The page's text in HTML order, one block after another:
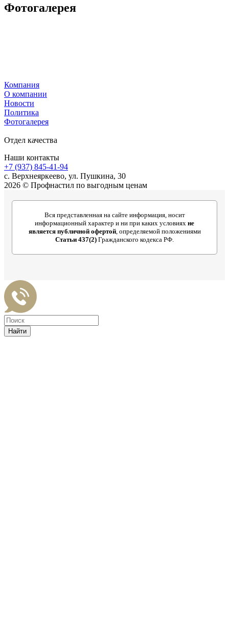
Фотогалерея
Компания
О компании
Новости
Политика
Фотогалерея
Отдел качества
Наши контакты
+7 (937) 845-41-94
с. Верхнеяркеево, ул. Пушкина, 30
2026 © Профнастил по выгодным ценам
Вся представленная на сайте информация, носит
информационный характер и ни при каких условиях не
является публичной офертой, определяемой положениями
Статьи 437(2) Гражданского кодекса РФ.
Найти